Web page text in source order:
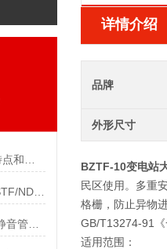
详情介绍
品牌
外形尺寸
BZTF-10变电站
民区使用。多重
格栅，防止异物
GB/T13274-91
适用范围：